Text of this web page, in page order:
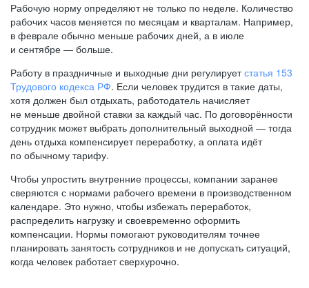
Рабочую норму определяют не только по неделе. Количество
рабочих часов меняется по месяцам и кварталам. Например,
в феврале обычно меньше рабочих дней, а в июле
и сентябре — больше.
Работу в праздничные и выходные дни регулируетстатья 153
Трудового кодекса РФ. Если человек трудится в такие даты,
хотя должен был отдыхать, работодатель начисляет
не меньше двойной ставки за каждый час. По договорённости
сотрудник может выбрать дополнительный выходной — тогда
день отдыха компенсирует переработку, а оплата идёт
по обычному тарифу.
Чтобы упростить внутренние процессы, компании заранее
сверяются с нормами рабочего времени в производственном
календаре. Это нужно, чтобы избежать переработок,
распределить нагрузку и своевременно оформить
компенсации. Нормы помогают руководителям точнее
планировать занятость сотрудников и не допускать ситуаций,
когда человек работает сверхурочно.